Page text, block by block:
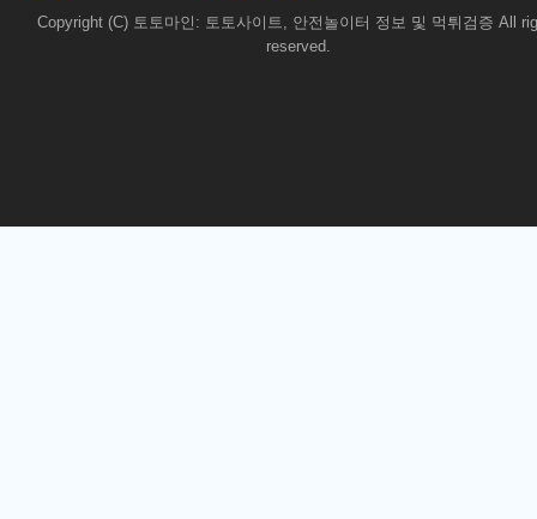
Copyright (C) 토토마인: 토토사이트, 안전놀이터 정보 및 먹튀검증 All
reserved.